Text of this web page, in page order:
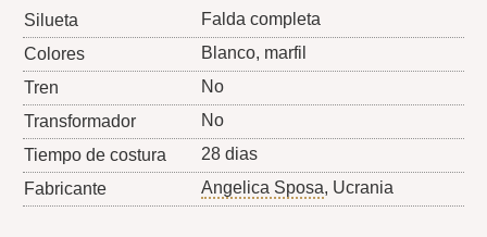
Silueta
Falda completa
Colores
Blanco, marfil
Tren
No
Transformador
No
Tiempo de costura
28 dias
Fabricante
Angelica Sposa, Ucrania